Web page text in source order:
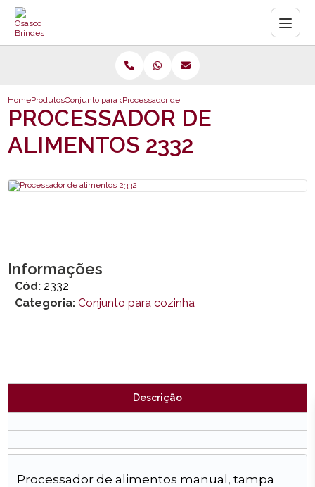
HomeProdutosConjunto para cozinhaProcessador de alimentos 2332
PROCESSADOR DE
ALIMENTOS 2332
Informações
Cód: 2332
Categoria: Conjunto para cozinha
Descrição
Processador de alimentos manual, tampa